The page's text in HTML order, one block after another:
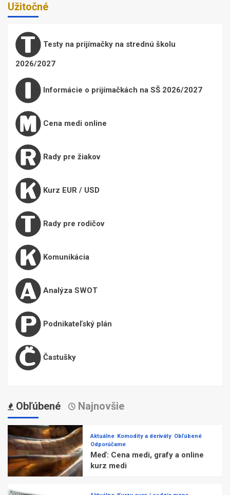
Užitočné
Testy na prijímačky na strednú školu
2026/2027
Informácie o prijímačkách na SŠ 2026/2027
Cena medi online
Rady pre žiakov
Kurz EUR / USD
Rady pre rodičov
Komunikácia
Analýza SWOT
Podnikateľský plán
Častušky
Obľúbené Najnovšie
Aktuálne Komodity a deriváty Obľúbené
Odporúčame
Meď: Cena medi, grafy a online
kurz medi